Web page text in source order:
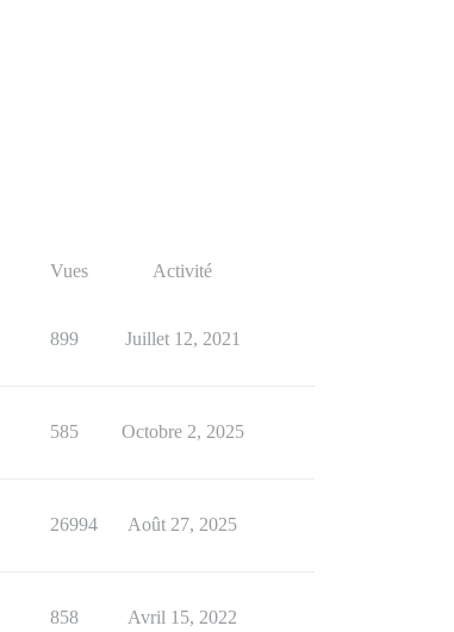
Vues Activité
899 Juillet 12, 2021
585 Octobre 2, 2025
26994 Août 27, 2025
858 Avril 15, 2022